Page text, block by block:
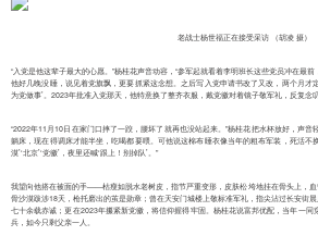
老战士杨世福正在接受采访 （胡凌 摄）
“入党是他这辈子最大的心愿。”杨桂花声音动容，“参军起就看着李明班长这些党员冲在最
他好几晚没睡，说见着党旗飘，更要抓紧这念想。之后写入党申请书改了又改，两个月才
为党做事’。2023年批准入党那天，他特意换了整齐衣服，戴党徽对着镜子敬军礼，反复念
“2022年11月10日在家门口摔了一跤，腰坏了就再也没站起来。”杨桂花把水杯放好，声音
躺床，现在得调床才能半坐，吃喝都要喂。可他说这棉布睡衣像当年的粗布军装，死活不
漠’‘北京’‘党徽’，夜里还喊‘跟上！别掉队’。”
我望向他搭在被面的手——枯瘦如脱水老树皮，指节严重变形，皮肤松垮地挂在骨头上，
骨沙漠跋涉18天，枪托磨出的茧是勋章；曾在天安门城楼上敬标准军礼，指尖沾过长安街
七十余载赤诚；更在2023年攥紧新党徽，将信仰握得牢固。杨桂花说富邦优配，当年一
兵，如今只剩父亲一人。